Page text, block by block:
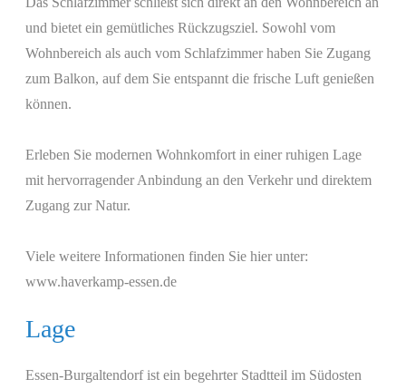
und bietet ein gemütliches Rückzugsziel. Sowohl vom
Wohnbereich als auch vom Schlafzimmer haben Sie Zugang
zum Balkon, auf dem Sie entspannt die frische Luft genießen
können.
Erleben Sie modernen Wohnkomfort in einer ruhigen Lage
mit hervorragender Anbindung an den Verkehr und direktem
Zugang zur Natur.
Viele weitere Informationen finden Sie hier unter:
www.haverkamp-essen.de
Lage
Essen-Burgaltendorf ist ein begehrter Stadtteil im Südosten